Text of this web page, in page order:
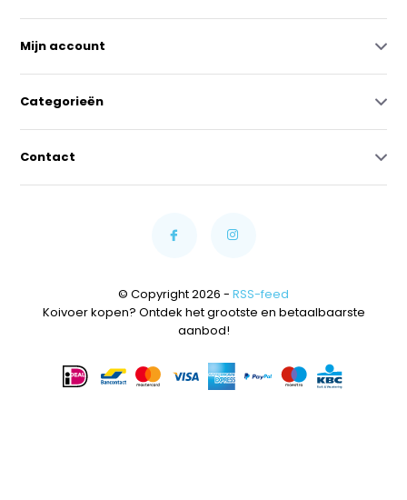
Mijn account
Categorieën
Contact
© Copyright 2026 - RSS-feed
Koivoer kopen? Ontdek het grootste en betaalbaarste
aanbod!